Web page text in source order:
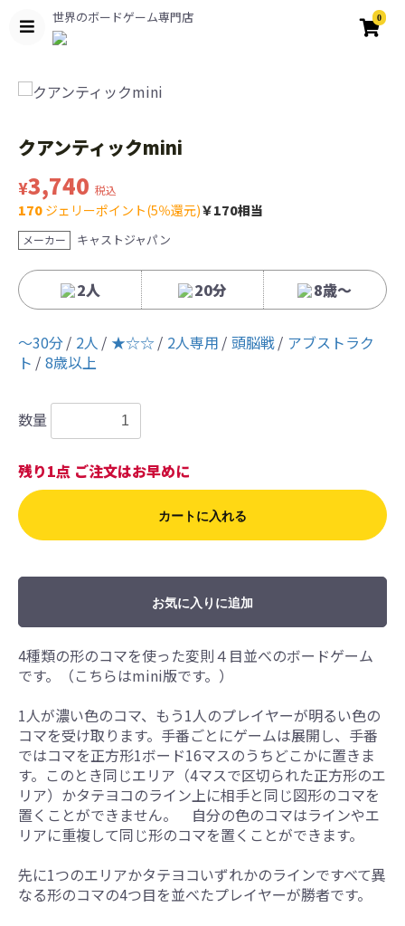
世界のボードゲーム専門店 0
クアンティックmini
¥3,740 税込
170 ジェリーポイント(5％還元)￥170相当
メーカー キャストジャパン
2人 20分 8歳〜
〜30分 2人 ★☆☆ 2人専用 頭脳戦
アブストラク
ト
8歳以上
数量
残り1点 ご注文はお早めに
カートに入れる
お気に入りに追加
4種類の形のコマを使った変則４目並べのボードゲーム
です。（こちらはmini版です。）
1人が濃い色のコマ、もう1人のプレイヤーが明るい色の
コマを受け取ります。手番ごとにゲームは展開し、手番
ではコマを正方形1ボード16マスのうちどこかに置きま
す。このとき同じエリア（4マスで区切られた正方形のエ
リア）かタテヨコのライン上に相手と同じ図形のコマを
置くことができません。 自分の色のコマはラインやエ
リアに重複して同じ形のコマを置くことができます。
先に1つのエリアかタテヨコいずれかのラインですべて異
なる形のコマの4つ目を並べたプレイヤーが勝者です。